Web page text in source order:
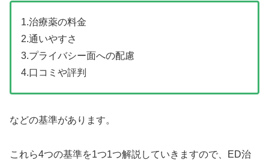
1.治療薬の料金
2.通いやすさ
3.プライバシー面への配慮
4.口コミや評判
などの基準があります。
これら4つの基準を1つ1つ解説していきますので、ED治